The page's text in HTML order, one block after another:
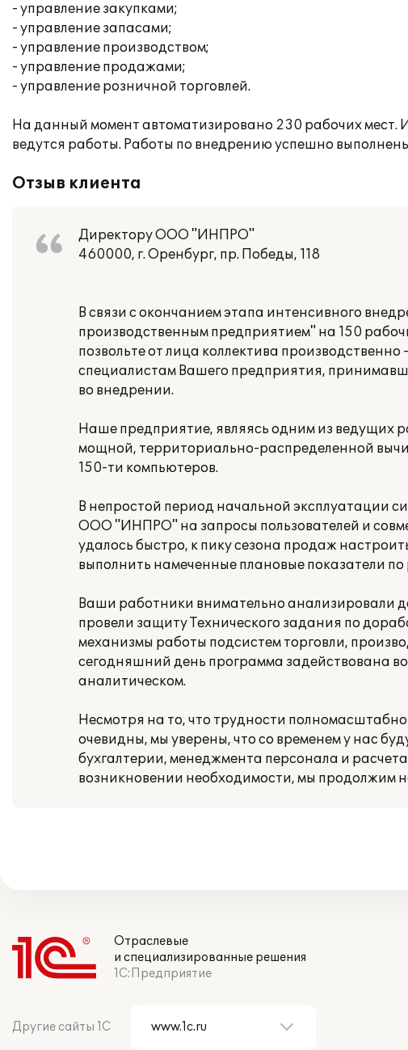
- управление закупками;
- управление запасами;
- управление производством;
- управление продажами;
- управление розничной торговлей.
На данный момент автоматизировано 230 рабочих
ведутся работы. Работы по внедрению успешно
Отзыв клиента
Директору OOО "ИНПРО"
460000, г. Оренбург, пр. Победы, 118
В связи с окончанием этапа интенсивного
производственным предприятием" на 150
позвольте от лица коллектива
специалистам Вашего предприятия,
во внедрении.
Наше предприятие, являясь одним из ведущих
мощной, территориально-распределенной
150-ти компьютеров.
В непростой период начальной эксплуатации
ООО "ИНПРО" на запросы пользователей и
удалось быстро, к пику сезона продаж
выполнить намеченные плановые показатели
Ваши работники внимательно анализировали
провели защиту Технического задания по
механизмы работы подсистем торговли,
сегодняшний день программа задействована
аналитическом.
Несмотря на то, что трудности
очевидны, мы уверены, что со временем у нас
бухгалтерии, менеджмента персонала и
возникновении необходимости, мы продолжим
Отраслевые
и специализированные решения
1С:Предприятие
Другие сайты 1С